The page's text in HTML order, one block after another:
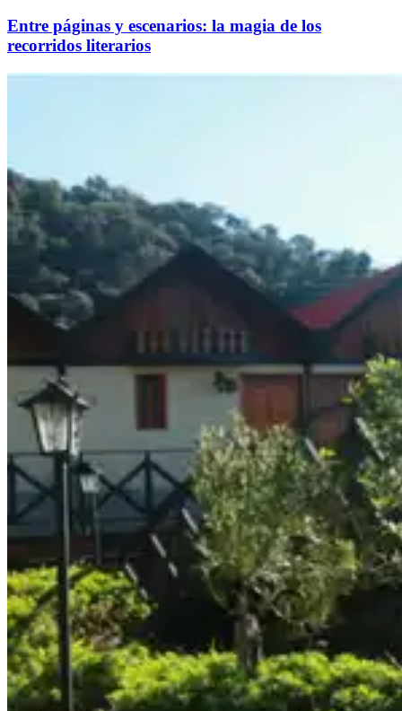
Entre páginas y escenarios: la magia de los
recorridos literarios